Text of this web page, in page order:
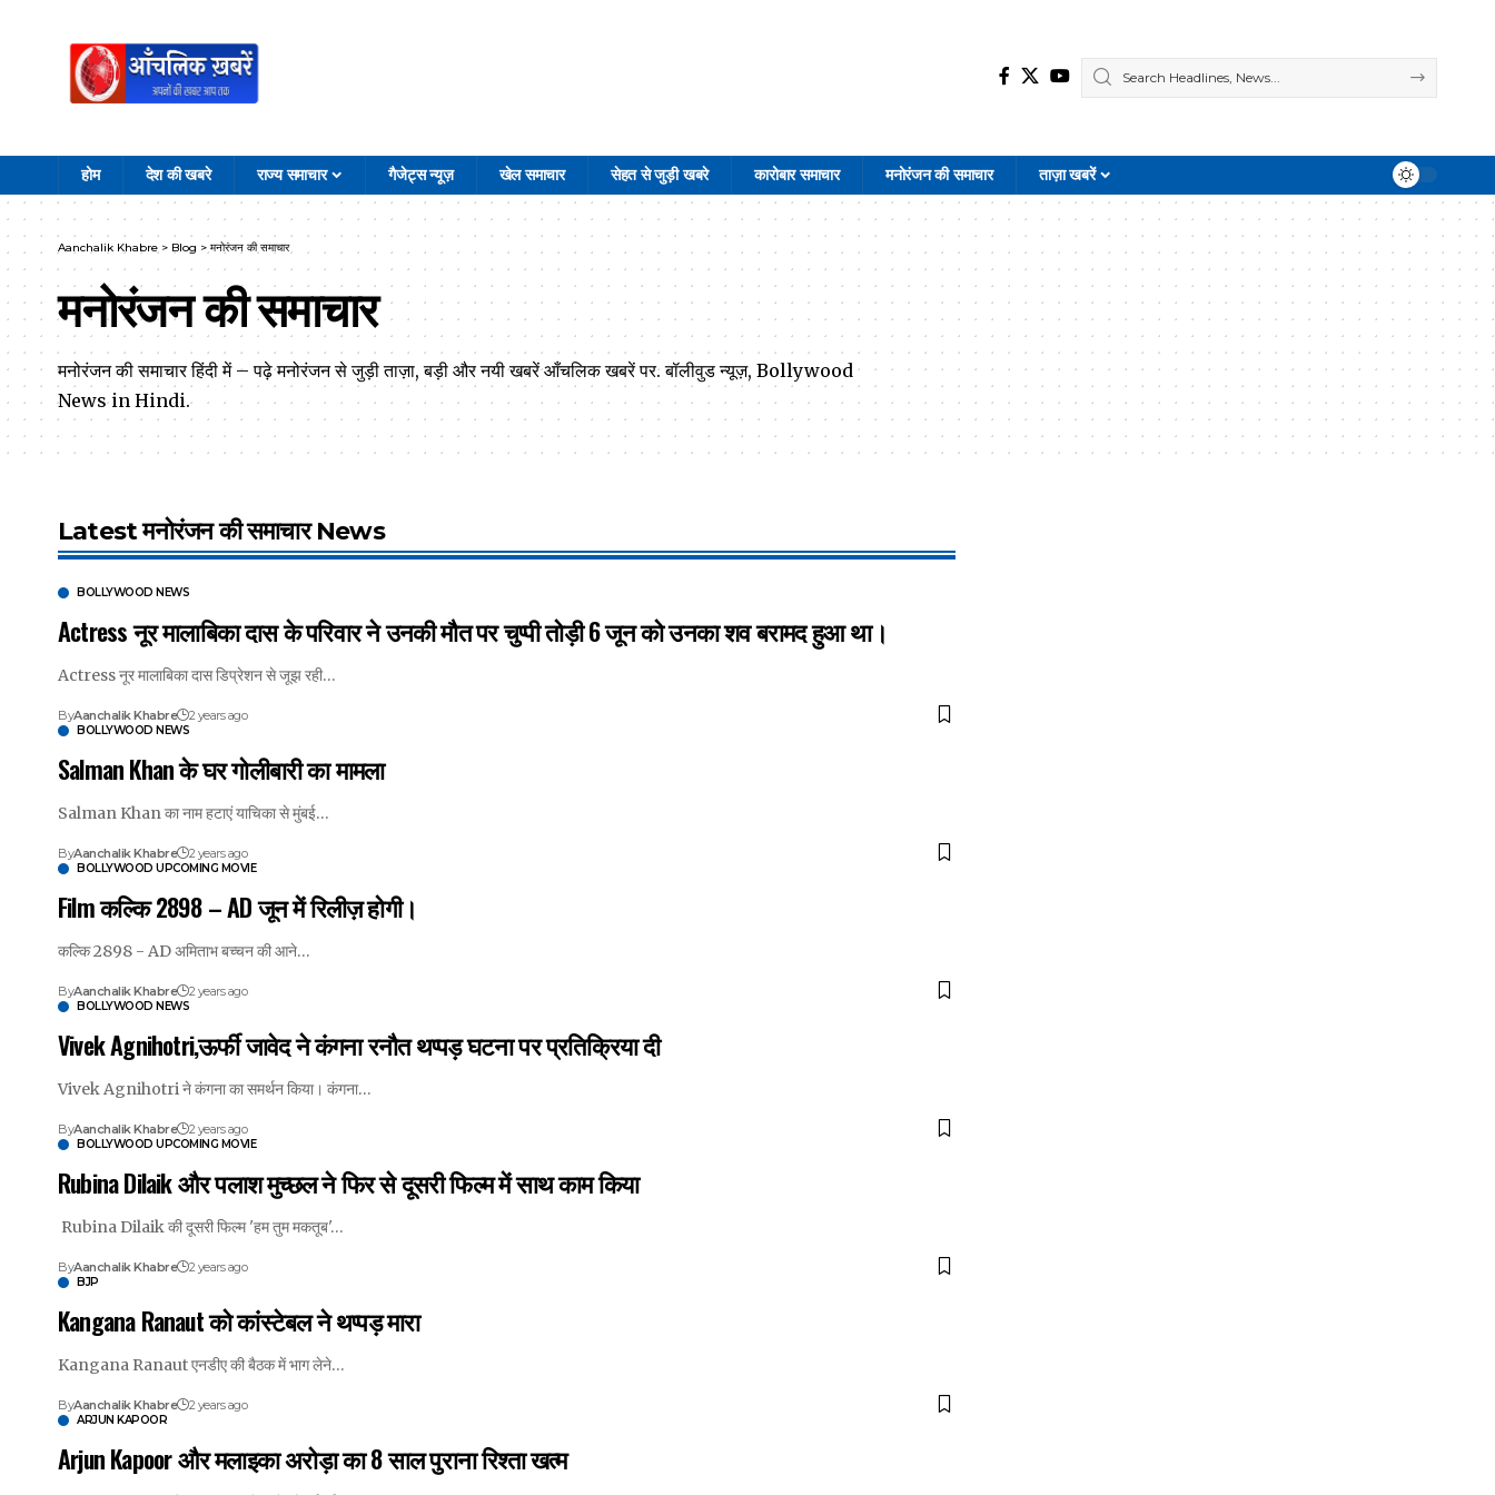
होम देश की खबरे राज्य समाचार गैजेट्स न्यूज़ खेल समाचार सेहत से जुड़ी खबरे कारोबार समाचार मनोरंजन की समाचार ताज़ा खबरें
Aanchalik Khabre > Blog > मनोरंजन की समाचार
मनोरंजन की समाचार
मनोरंजन की समाचार हिंदी में – पढ़े मनोरंजन से जुड़ी ताज़ा, बड़ी और नयी खबरें आँचलिक खबरें पर. बॉलीवुड न्यूज़, Bollywood
News in Hindi.
Latest मनोरंजन की समाचार News
BOLLYWOOD NEWS
Actress नूर मालाबिका दास के परिवार ने उनकी मौत पर चुप्पी तोड़ी 6 जून को उनका शव बरामद हुआ था।
Actress नूर मालाबिका दास डिप्रेशन से जूझ रही…
ByAanchalik Khabre 2 years ago
BOLLYWOOD NEWS
Salman Khan के घर गोलीबारी का मामला
Salman Khan का नाम हटाएं याचिका से मुंबई…
ByAanchalik Khabre 2 years ago
BOLLYWOOD UPCOMING MOVIE
Film कल्कि 2898 – AD जून में रिलीज़ होगी।
कल्कि 2898 - AD अमिताभ बच्चन की आने…
ByAanchalik Khabre 2 years ago
BOLLYWOOD NEWS
Vivek Agnihotri,ऊर्फी जावेद ने कंगना रनौत थप्पड़ घटना पर प्रतिक्रिया दी
Vivek Agnihotri ने कंगना का समर्थन किया। कंगना…
ByAanchalik Khabre 2 years ago
BOLLYWOOD UPCOMING MOVIE
Rubina Dilaik और पलाश मुच्छल ने फिर से दूसरी फिल्म में साथ काम किया
Rubina Dilaik की दूसरी फिल्म 'हम तुम मकतूब'…
ByAanchalik Khabre 2 years ago
BJP
Kangana Ranaut को कांस्टेबल ने थप्पड़ मारा
Kangana Ranaut एनडीए की बैठक में भाग लेने…
ByAanchalik Khabre 2 years ago
ARJUN KAPOOR
Arjun Kapoor और मलाइका अरोड़ा का 8 साल पुराना रिश्ता खत्म